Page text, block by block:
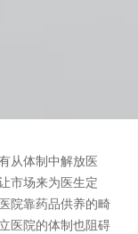
从体制中解放医
市场来为医生定
院靠药品供养的畸
医院的体制也阻碍